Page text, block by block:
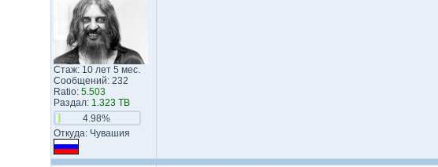
Стаж: 10 лет 5 мес.
Сообщений: 232
Ratio: 5.503
Раздал: 1.323 TB
4.98%
Откуда: Чувашия